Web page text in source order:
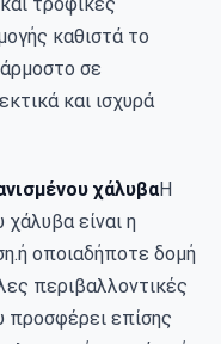
καθιστά το
σε
και ισχυρά
χάλυβαΗ
χάλυβα είναι η
οποιαδήποτε δομή
περιβαλλοντικές
επίσης